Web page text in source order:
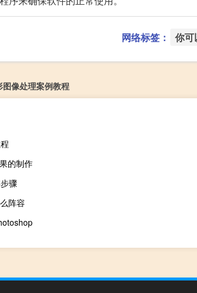
网络标签： 你可
像处理案例教程
的制作
骤
阵容